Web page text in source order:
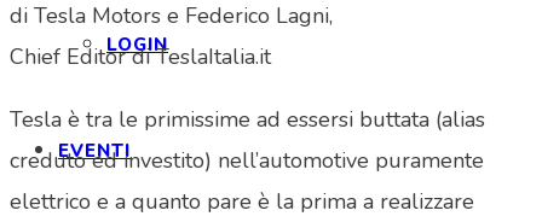
LOGIN
EVENTI
di Tesla Motors e Federico Lagni,
Chief Editor di TeslaItalia.it
Tesla è tra le primissime ad essersi buttata (alias
creduto ed investito) nell’automotive puramente
elettrico e a quanto pare è la prima a realizzare